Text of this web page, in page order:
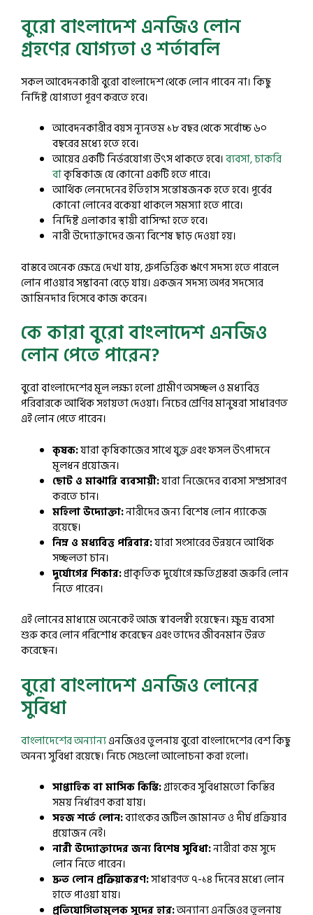
বুরো বাংলাদেশ এনজিও লোন
গ্রহণের যোগ্যতা ও শর্তাবলি
সকল আবেদনকারী বুরো বাংলাদেশ থেকে লোন পাবেন না। কিছু
নির্দিষ্ট যোগ্যতা পূরণ করতে হবে।
আবেদনকারীর বয়স ন্যূনতম ১৮ বছর থেকে সর্বোচ্চ ৬০
বছরের মধ্যে হতে হবে।
আয়ের একটি নির্ভরযোগ্য উৎস থাকতে হবে।ব্যবসা, চাকরি
বাকৃষিকাজ যে কোনো একটি হতে পারে।
আর্থিক লেনদেনের ইতিহাস সন্তোষজনক হতে হবে। পূর্বের
কোনো লোনের বকেয়া থাকলে সমস্যা হতে পারে।
নির্দিষ্ট এলাকার স্থায়ী বাসিন্দা হতে হবে।
নারী উদ্যোক্তাদের জন্য বিশেষ ছাড় দেওয়া হয়।
বাস্তবে অনেক ক্ষেত্রে দেখা যায়, গ্রুপভিত্তিক ঋণে সদস্য হতে পারলে
লোন পাওয়ার সম্ভাবনা বেড়ে যায়। একজন সদস্য অপর সদস্যের
জামিনদার হিসেবে কাজ করেন।
কে কারা বুরো বাংলাদেশ এনজিও
লোন পেতে পারেন?
বুরো বাংলাদেশের মূল লক্ষ্য হলো গ্রামীণ অসচ্ছল ও মধ্যবিত্ত
পরিবারকে আর্থিক সহায়তা দেওয়া। নিচের শ্রেণির মানুষরা সাধারণত
এই লোন পেতে পারেন।
কৃষক:যারা কৃষিকাজের সাথে যুক্ত এবং ফসল উৎপাদনে
মূলধন প্রয়োজন।
ছোট ও মাঝারি ব্যবসায়ী:যারা নিজেদের ব্যবসা সম্প্রসারণ
করতে চান।
মহিলা উদ্যোক্তা:নারীদের জন্য বিশেষ লোন প্যাকেজ
রয়েছে।
নিম্ন ও মধ্যবিত্ত পরিবার:যারা সংসারের উন্নয়নে আর্থিক
সচ্ছলতা চান।
দুর্যোগের শিকার:প্রাকৃতিক দুর্যোগে ক্ষতিগ্রস্তরা জরুরি লোন
নিতে পারেন।
এই লোনের মাধ্যমে অনেকেই আজ স্বাবলম্বী হয়েছেন। ক্ষুদ্র ব্যবসা
শুরু করে লোন পরিশোধ করেছেন এবং তাদের জীবনমান উন্নত
করেছেন।
বুরো বাংলাদেশ এনজিও লোনের
সুবিধা
বাংলাদেশের অন্যান্যএনজিওর তুলনায় বুরো বাংলাদেশের বেশ কিছু
অনন্য সুবিধা রয়েছে। নিচে সেগুলো আলোচনা করা হলো।
সাপ্তাহিক বা মাসিক কিস্তি:গ্রাহকের সুবিধামতো কিস্তির
সময় নির্ধারণ করা যায়।
সহজ শর্তে লোন:ব্যাংকের জটিল জামানত ও দীর্ঘ প্রক্রিয়ার
প্রয়োজন নেই।
নারী উদ্যোক্তাদের জন্য বিশেষ সুবিধা:নারীরা কম সুদে
লোন নিতে পারেন।
দ্রুত লোন প্রক্রিয়াকরণ:সাধারণত ৭-১৪ দিনের মধ্যে লোন
হাতে পাওয়া যায়।
প্রতিযোগিতামূলক সুদের হার:অন্যান্য এনজিওর তুলনায়